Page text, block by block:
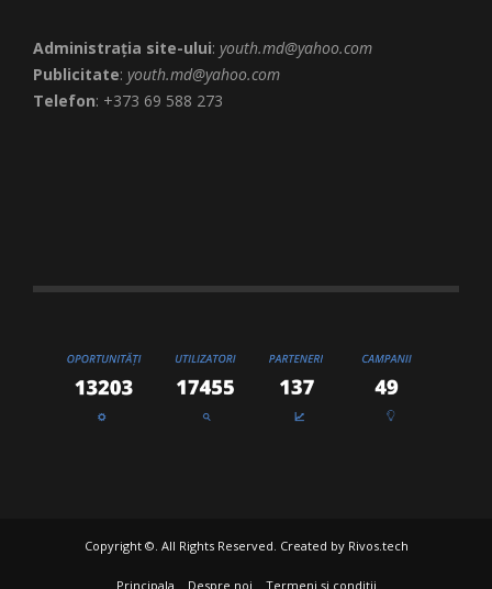
Administrația site-ului: youth.md@yahoo.com
Publicitate: youth.md@yahoo.com
Telefon: +373 69 588 273
Copyright ©. All Rights Reserved. Created by Rivos.tech
Principala Despre noi Termeni și condiții